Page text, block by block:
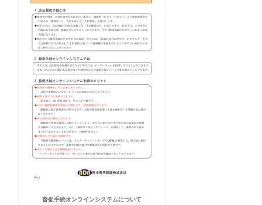
督促手続オンラインシステムについて